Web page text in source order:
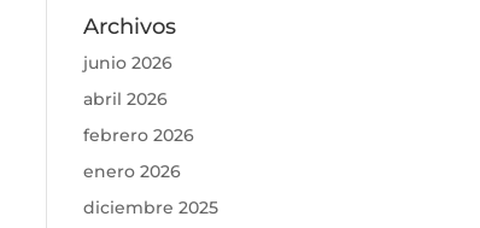
Archivos
junio 2026
abril 2026
febrero 2026
enero 2026
diciembre 2025